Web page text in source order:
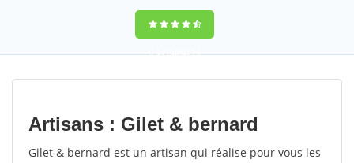
9,5(100%)74
votes
Artisans : Gilet & bernard
Gilet & bernard est un artisan qui réalise pour vous les